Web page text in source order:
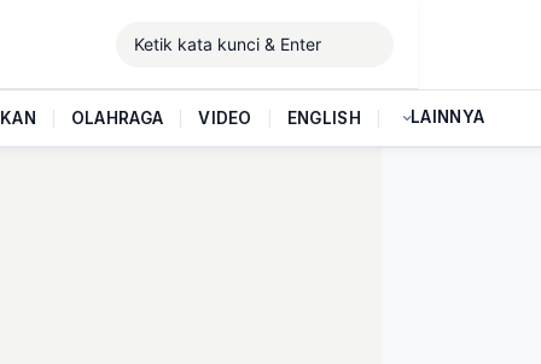
OLAHRAGA VIDEO ENGLISH LAINNYA